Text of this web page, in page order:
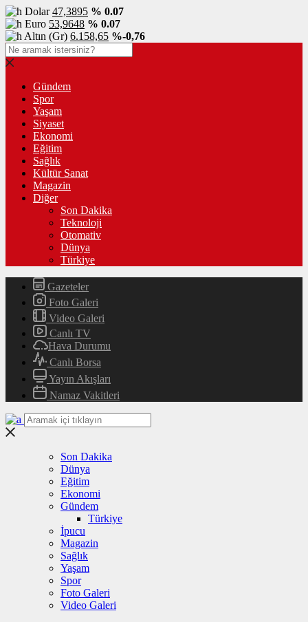
Dolar47,3895 % 0.07
Euro 53,9648 % 0.07
Altın (Gr) 6.158,65 %-0,76
Gündem
Spor
Yaşam
Siyaset
Ekonomi
Eğitim
Sağlık
Kültür Sanat
Magazin
Diğer
Son Dakika
Teknoloji
Otomativ
Dünya
Türkiye
Gazeteler
Foto Galeri
Video Galeri
Canlı TV
Hava Durumu
Canlı Borsa
Yayın Akışları
Namaz Vakitleri
Son Dakika
Dünya
Eğitim
Ekonomi
Gündem
Türkiye
İpucu
Magazin
Sağlık
Yaşam
Spor
Foto Galeri
Video Galeri